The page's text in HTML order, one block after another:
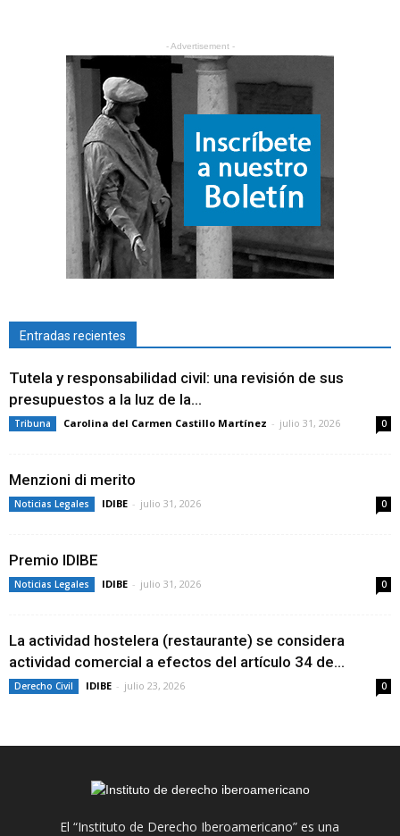
- Advertisement -
Entradas recientes
Tutela y responsabilidad civil: una revisión de sus
presupuestos a la luz de la...
Tribuna Carolina del Carmen Castillo Martínez - julio 31, 2026 0
Menzioni di merito
Noticias Legales IDIBE - julio 31, 2026 0
Premio IDIBE
Noticias Legales IDIBE - julio 31, 2026 0
La actividad hostelera (restaurante) se considera
actividad comercial a efectos del artículo 34 de...
Derecho Civil IDIBE - julio 23, 2026 0
El “Instituto de Derecho Iberoamericano” es una